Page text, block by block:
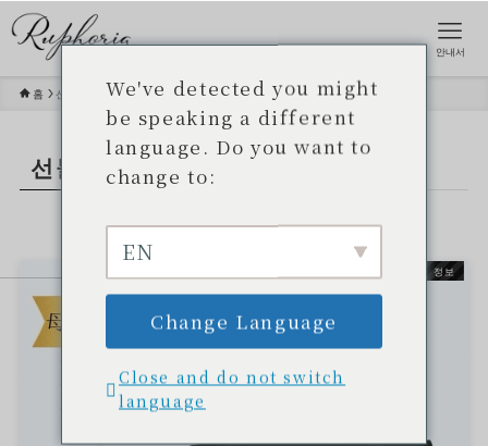
안내서
홈 선물 세트
선물 세트 - tag -
최신 정보
We've detected you might
be speaking a different
language. Do you want to
change to:
EN
Change Language
Close and do not switch
language